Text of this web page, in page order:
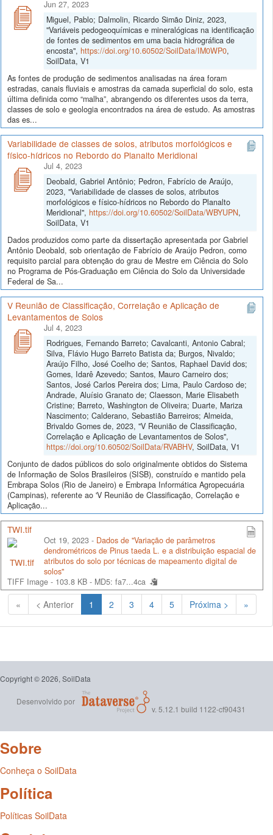
Jun 27, 2023
Miguel, Pablo; Dalmolin, Ricardo Simão Diniz, 2023,
"Variáveis pedogeoquímicas e mineralógicas na identificação
de fontes de sedimentos em uma bacia hidrográfica de
encosta", https://doi.org/10.60502/SoilData/IM0WP0,
SoilData, V1
As fontes de produção de sedimentos analisadas na área foram
estradas, canais fluviais e amostras da camada superficial do solo, esta
última definida como “malha”, abrangendo os diferentes usos da terra,
classes de solo e geologia encontrados na área de estudo. As amostras
das es...
Variabilidade de classes de solos, atributos morfológicos e
físico-hídricos no Rebordo do Planalto Meridional
Jul 4, 2023
Deobald, Gabriel Antônio; Pedron, Fabrício de Araújo,
2023, "Variabilidade de classes de solos, atributos
morfológicos e físico-hídricos no Rebordo do Planalto
Meridional", https://doi.org/10.60502/SoilData/WBYUPN,
SoilData, V1
Dados produzidos como parte da dissertação apresentada por Gabriel
Antônio Deobald, sob orientação de Fabrício de Araújo Pedron, como
requisito parcial para obtenção do grau de Mestre em Ciência do Solo
no Programa de Pós-Graduação em Ciência do Solo da Universidade
Federal de Sa...
V Reunião de Classificação, Correlação e Aplicação de
Levantamentos de Solos
Jul 4, 2023
Rodrigues, Fernando Barreto; Cavalcanti, Antonio Cabral;
Silva, Flávio Hugo Barreto Batista da; Burgos, Nivaldo;
Araújo Filho, José Coelho de; Santos, Raphael David dos;
Gomes, Idarê Azevedo; Santos, Mauro Carneiro dos;
Santos, José Carlos Pereira dos; Lima, Paulo Cardoso de;
Andrade, Aluísio Granato de; Claesson, Marie Elisabeth
Cristine; Barreto, Washington de Oliveira; Duarte, Mariza
Nascimento; Calderano, Sebastião Barreiros; Almeida,
Brivaldo Gomes de, 2023, "V Reunião de Classificação,
Correlação e Aplicação de Levantamentos de Solos",
https://doi.org/10.60502/SoilData/RVABHV, SoilData, V1
Conjunto de dados públicos do solo originalmente obtidos do Sistema
de Informação de Solos Brasileiros (SISB), construído e mantido pela
Embrapa Solos (Rio de Janeiro) e Embrapa Informática Agropecuária
(Campinas), referente ao 'V Reunião de Classificação, Correlação e
Aplicação...
TWI.tif
Oct 19, 2023 - Dados de "Variação de parâmetros
dendrométricos de Pinus taeda L. e a distribuição espacial de
atributos do solo por técnicas de mapeamento digital de
solos"
TIFF Image - 103.8 KB - MD5: fa7...4ca
« < Anterior 1 (Atual)
2 3 4 5 Próxima > »
Copyright © 2026, SoilData
Desenvolvido por
v. 5.12.1 build 1122-cf90431
Sobre
Conheça o SoilData
Política
Políticas SoilData